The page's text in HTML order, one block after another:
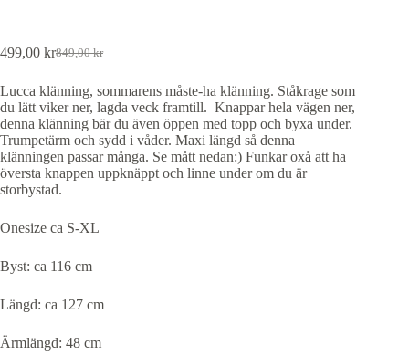
849,00kr
Det
priset
var:
849,00 kr.
499,00 krDet
priset
är:
499,00 kr.
Lucca klänning, sommarens måste-ha klänning. Ståkrage som
du lätt viker ner, lagda veck framtill. Knappar hela vägen ner,
denna klänning bär du även öppen med topp och byxa under.
Trumpetärm och sydd i våder. Maxi längd så denna
klänningen passar många. Se mått nedan:) Funkar oxå att ha
översta knappen uppknäppt och linne under om du är
storbystad.
Onesize ca S-XL
Byst: ca 116 cm
Längd: ca 127 cm
Ärmlängd: 48 cm